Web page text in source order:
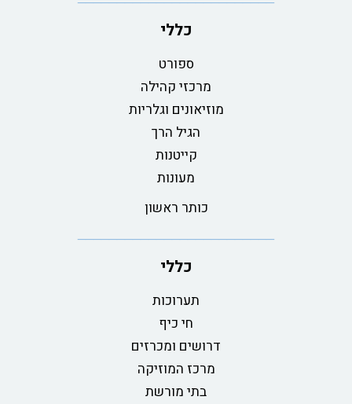
כללי
ספורט
מרכזי קהילה
מוזיאונים וגלריות
הגיל הרך
קייטנות
מעונות
כותר ראשון
כללי
תערוכות
חי כיף
דרושים ומכרזים
מרכז המוזיקה
בתי מורשת